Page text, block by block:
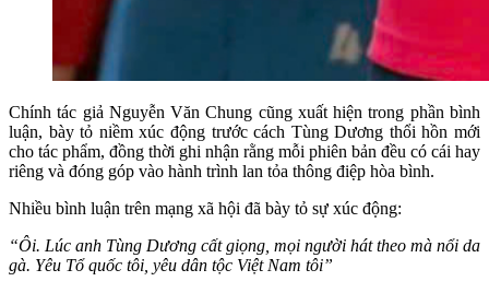
Chính tác giả Nguyễn Văn Chung cũng xuất hiện trong phần bình
luận, bày tỏ niềm xúc động trước cách Tùng Dương thổi hồn mới
cho tác phẩm, đồng thời ghi nhận rằng mỗi phiên bản đều có cái hay
riêng và đóng góp vào hành trình lan tỏa thông điệp hòa bình.
Nhiều bình luận trên mạng xã hội đã bày tỏ sự xúc động:
“Ôi. Lúc anh Tùng Dương cất giọng, mọi người hát theo mà nổi da
gà. Yêu Tổ quốc tôi, yêu dân tộc Việt Nam tôi”